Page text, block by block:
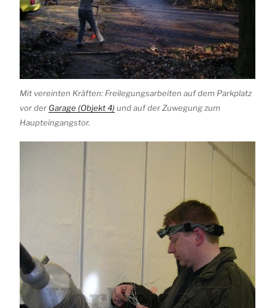
Mit vereinten Kräften: Freilegungsarbeiten auf dem Parkplatz
vor der Garage (Objekt 4) und auf der Zuwegung zum
Haupteingangstor.